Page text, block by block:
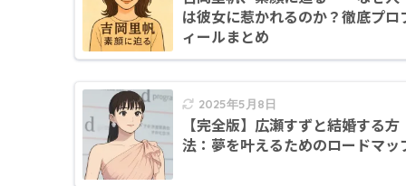
は彼女に惹かれるのか？徹底プロ
ィールまとめ
2025年5月8日
【完全版】広瀬すずと結婚する方
法：夢を叶えるためのロードマッ